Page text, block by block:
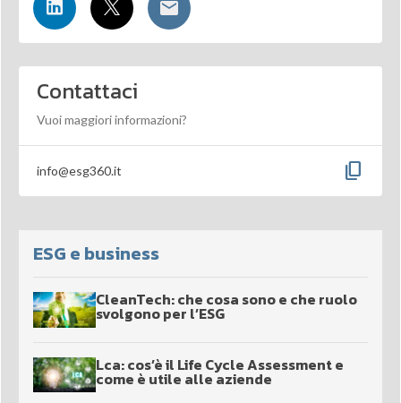
Contattaci
Vuoi maggiori informazioni?
info@esg360.it content_copy
ESG e business
CleanTech: che cosa sono e che ruolo
svolgono per l’ESG
Lca: cos’è il Life Cycle Assessment e
come è utile alle aziende